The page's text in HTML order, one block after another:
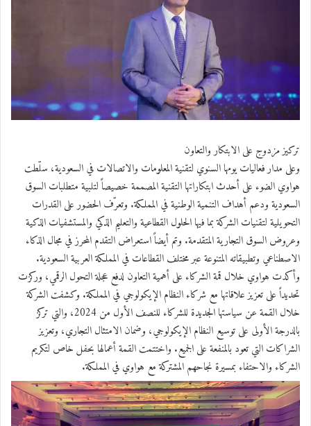
تركيز مزدوج على الابتكار والتعاون
وعلى مدار فعاليات يومها السنوي لتقنية المعلومات والاتصالات في السعودية، سلّطت
هواوي الضوء على أحدث ابتكاراتها التقنية المصممة خصيصاً لتلبية متطلبات السوق
السعودية ودعم أهداف التنمية الوطنية في المملكة. وتعرّف الحضور على القدرات
التحويلية لتقنيات الشركة بما فيها الحلول القطاعية والتعليم الذكي والمستشفيات الذكية
وعروض السوق التجارية المتقدمة. وتم أيضاً استعراض التقدم المحرز في مجال الذكاء
الاصطناعي وتطبيقاته المتنوعة عبر مختلف القطاعات في المملكة العربية السعودية.
وأكدت هواوي خلال قمة الشركاء على أهمية التعاون لدفع عجلة التحول الرقمي، وركزت
تحديداً على تعزيز علاقاتها مع شركاء النظام الإيكولوجي في المملكة. وكشفت الشركة
خلال القمة عن سياستها الجديدة للشركاء للنصف الأول من 2024، والتي تركز
بالدرجة الأولى على توسيع النظام الإيكولوجي، وضمان الامتثال التجاري، وتعزيز
الشراكات التي تعود بالمنفعة على الجميع. واختتمت القمة أعمالها بحفل خاص لتكريم
الشركاء والاحتفاء بمسيرة نجاحهم المشتركة مع هواوي في المملكة.